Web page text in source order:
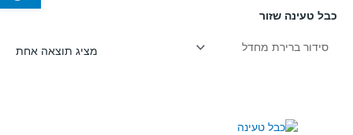
כבל טעינה שזור
מציג תוצאה אחת